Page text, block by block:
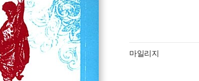
마일리지